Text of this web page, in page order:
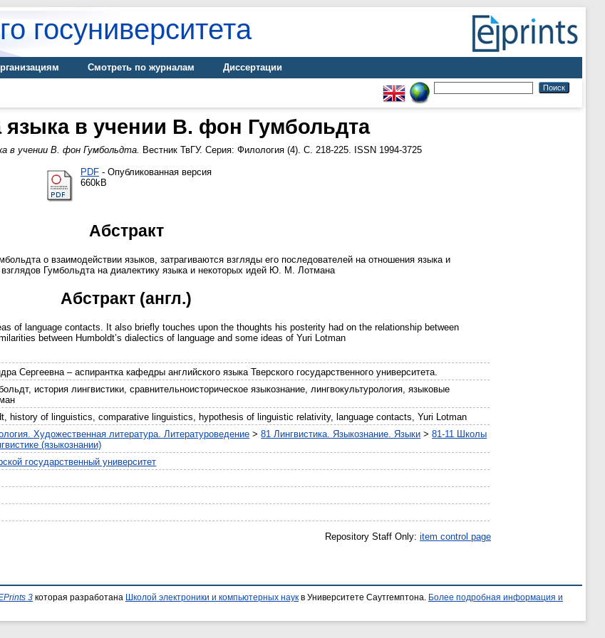
госуниверситета
Смотреть по журналам
Диссертации
языка в учении В. фон Гумбольдта
в учении В. фон Гумбольдта. Вестник ТвГУ. Серия: Филология (4). С. 218-225. ISSN 1994-3725
PDF - Опубликованная версия
660kB
Абстракт
о взаимодействии языков, затрагиваются взгляды его последователей на отношения языка и
Гумбольдта на диалектику языка и некоторых идей Ю. М. Лотмана
Абстракт (англ.)
of language contacts. It also briefly touches upon the thoughts his posterity had on the relationship between
between Humboldt’s dialectics of language and some ideas of Yuri Lotman
Сергеевна – аспирантка кафедры английского языка Тверского государственного университета.
история лингвистики, сравнительноисторическое языкознание, лингвокультурология, языковые
history of linguistics, comparative linguistics, hypothesis of linguistic relativity, language contacts, Yuri Lotman
Художественная литература. Литературоведение >81 Лингвистика. Языкознание. Языки >81-11 Школы
(языкознании)
государственный университет
Repository Staff Only: item control page
3 которая разработана Школой электроники и компьютерных наук в Университете Саутгемптона.
Более подробная информация и